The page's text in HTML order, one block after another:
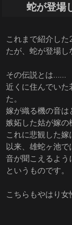
蛇が登場
これまで紹介し
たが、蛇が登場し
その伝説とは……
近くに住んでいた
た。
嫁が織る機の音は
嫉妬した姑が嫁の
これに悲観した嫁
以来、雄蛇ヶ池
音が聞こえるよう
というものです。
こちらもやはり女